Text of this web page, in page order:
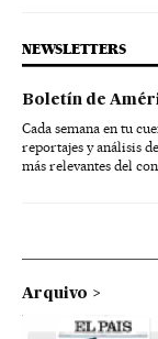
NEWSLETTERS
Boletín de
Cada semana en tu
reportajes y análisis
más relevantes del
Arquivo